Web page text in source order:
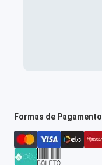
Formas de Pagamento